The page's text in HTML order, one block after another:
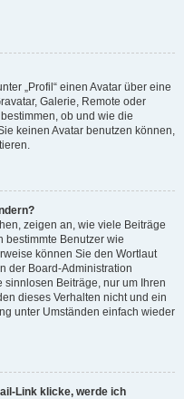
„Profil“ einen Avatar über eine
Galerie, Remote oder
ob und wie die
keinen Avatar benutzen können,
zeigen an, wie viele Beiträge
bestimmte Benutzer wie
können Sie den Wortlaut
der Board-Administration
Beiträge, nur um Ihren
dieses Verhalten nicht und ein
unter Umständen einfach wieder
Link klicke, werde ich